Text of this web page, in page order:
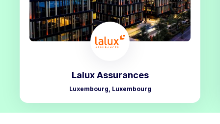
Lalux Assurances
Luxembourg, Luxembourg